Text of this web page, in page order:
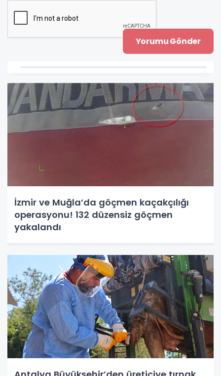
İzmir ve Muğla’da göçmen kaçakçılığı
operasyonu! 132 düzensiz göçmen
yakalandı